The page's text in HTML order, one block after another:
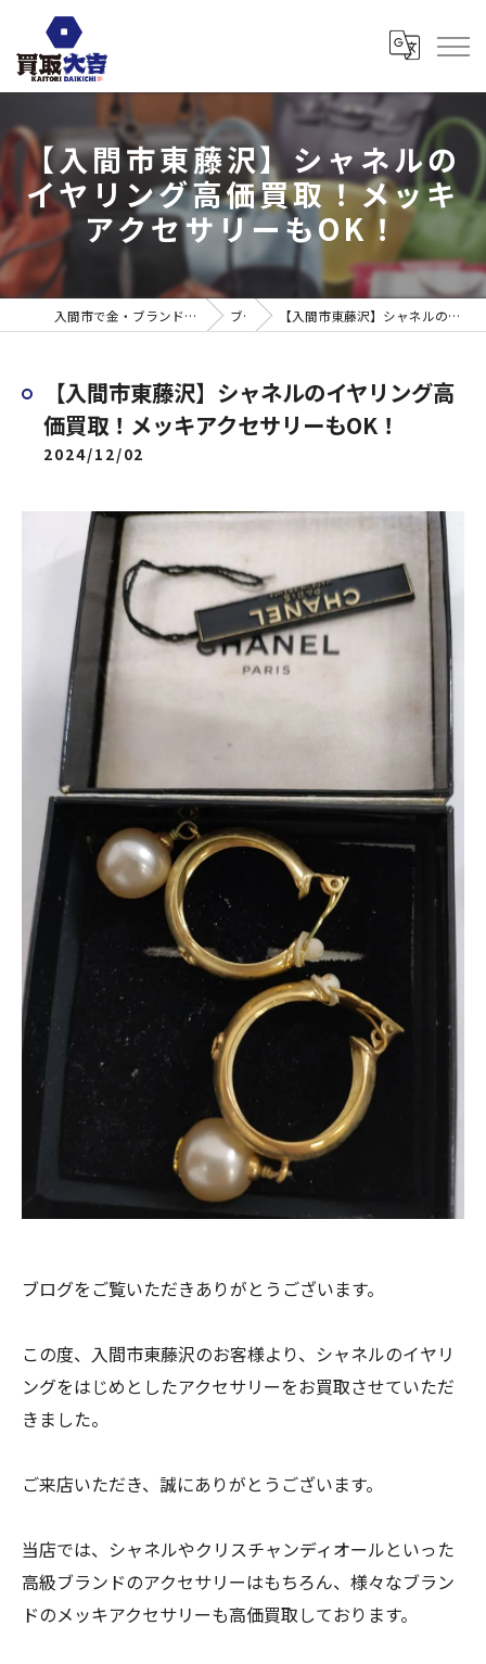
【入間市東藤沢】シャネルの
イヤリング高価買取！メッキ
アクセサリーもOK！
入間市で金・ブランド売るなら買取大吉 ウエスタ武蔵藤沢店 ブログ 【入間市東藤沢】シャネルのイヤリング高価買取！メッキアクセサリーもOK！
【入間市東藤沢】シャネルのイヤリング高
価買取！メッキアクセサリーもOK！
2024/12/02
ブログをご覧いただきありがとうございます。
この度、入間市東藤沢のお客様より、シャネルのイヤリ
ングをはじめとしたアクセサリーをお買取させていただ
きました。
ご来店いただき、誠にありがとうございます。
当店では、シャネルやクリスチャンディオールといった
高級ブランドのアクセサリーはもちろん、様々なブラン
ドのメッキアクセサリーも高価買取しております。